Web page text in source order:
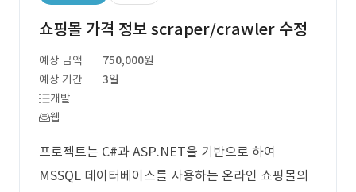
쇼핑몰 가격 정보 scraper/crawler 수정
예상 금액
750,000원
예상 기간
3일
개발
웹
프로젝트는 C#과 ASP.NET을 기반으로 하여
MSSQL 데이터베이스를 사용하는 온라인 쇼핑몰의